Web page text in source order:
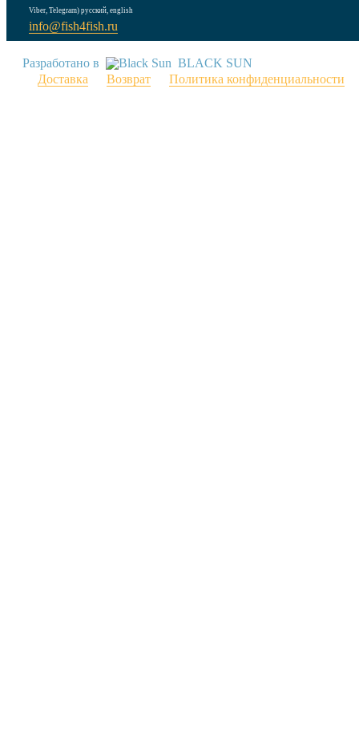
Viber, Telegram) русский, english
info@fish4fish.ru
Разработано в
BLACK SUN
Доставка
Возврат Политика конфиденциальности